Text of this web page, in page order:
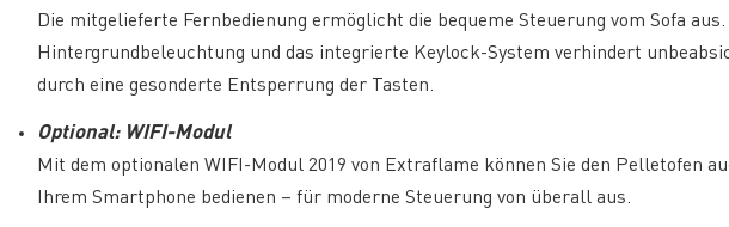
Die mitgelieferte Fernbedienung ermöglicht die bequeme Steuerung vom Sofa
Hintergrundbeleuchtung und das integrierte Keylock-System verhindert
durch eine gesonderte Entsperrung der Tasten.
Optional: WIFI-Modul
Mit dem optionalen WIFI-Modul 2019 von Extraflame können Sie den Pelletofen
Ihrem Smartphone bedienen – für moderne Steuerung von überall aus.